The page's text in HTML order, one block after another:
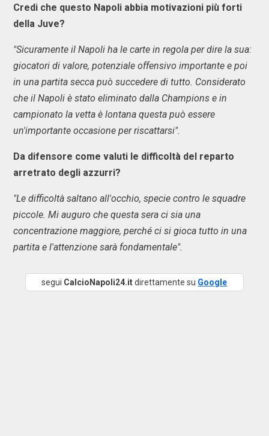
Credi che questo Napoli abbia motivazioni più forti
della Juve?
"Sicuramente il Napoli ha le carte in regola per dire la sua:
giocatori di valore, potenziale offensivo importante e poi
in una partita secca può succedere di tutto. Considerato
che il Napoli è stato eliminato dalla Champions e in
campionato la vetta è lontana questa può essere
un'importante occasione per riscattarsi".
Da difensore come valuti le difficoltà del reparto
arretrato degli azzurri?
"Le difficoltà saltano all'occhio, specie contro le squadre
piccole. Mi auguro che questa sera ci sia una
concentrazione maggiore, perché ci si gioca tutto in una
partita e l'attenzione sarà fondamentale".
segui CalcioNapoli24.itdirettamente su Google